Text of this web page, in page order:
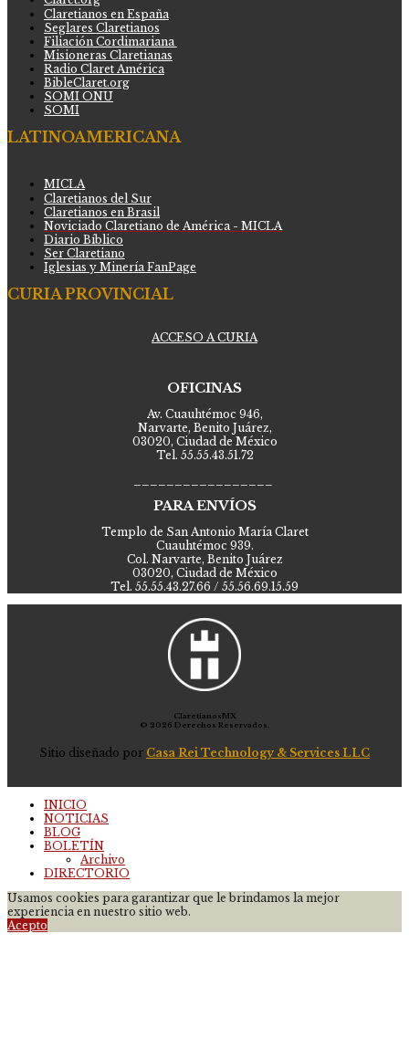
Claretianos en España
Seglares Claretianos
Filiación Cordimariana
Misioneras Claretianas
Radio Claret América
BibleClaret.org
SOMI ONU
SOMI
LATINOAMERICANA
MICLA
Claretianos del Sur
Claretianos en Brasil
Noviciado Claretiano de América - MICLA
Diario Bíblico
Ser Claretiano
Iglesias y Minería FanPage
CURIA PROVINCIAL
ACCESO A CURIA
OFICINAS
Av. Cuauhtémoc 946,
Narvarte, Benito Juárez,
03020, Ciudad de México
Tel. 55.55.43.51.72
PARA ENVÍOS
Templo de San Antonio María Claret
Cuauhtémoc 939.
Col. Narvarte, Benito Juárez
03020, Ciudad de México
Tel. 55.55.43.27.66 / 55.56.69.15.59
ClaretianosMX
© 2026 Derechos Reservados.
Sitio diseñado por Casa Rei Technology & Services LLC
INICIO
NOTICIAS
BLOG
BOLETÍN
Archivo
DIRECTORIO
Usamos cookies para garantizar que le brindamos la mejor
experiencia en nuestro sitio web.
Acepto